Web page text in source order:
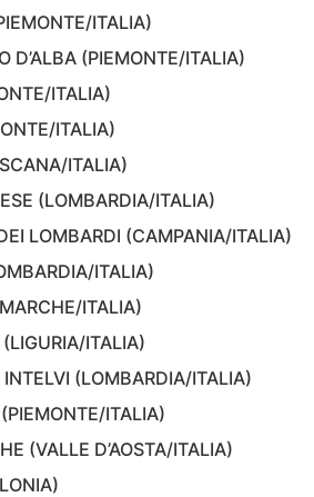
ITALIA)
D’ALBA (PIEMONTE/ITALIA)
ITALIA)
ITALIA)
ITALIA)
(LOMBARDIA/ITALIA)
LOMBARDI (CAMPANIA/ITALIA)
ITALIA)
ITALIA)
ITALIA)
(LOMBARDIA/ITALIA)
(PIEMONTE/ITALIA)
(VALLE D’AOSTA/ITALIA)